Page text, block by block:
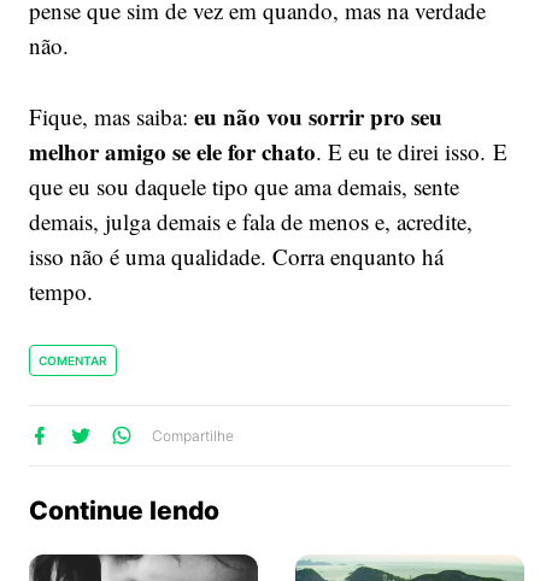
pense que sim de vez em quando, mas na verdade
não.
Fique, mas saiba: eu não vou sorrir pro seu
melhor amigo se ele for chato. E eu te direi isso. E
que eu sou daquele tipo que ama demais, sente
demais, julga demais e fala de menos e, acredite,
isso não é uma qualidade. Corra enquanto há
tempo.
COMENTAR
Compartilhe
Continue lendo